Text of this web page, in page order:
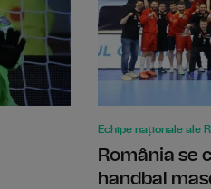
Echipe naționale ale
România se
handbal